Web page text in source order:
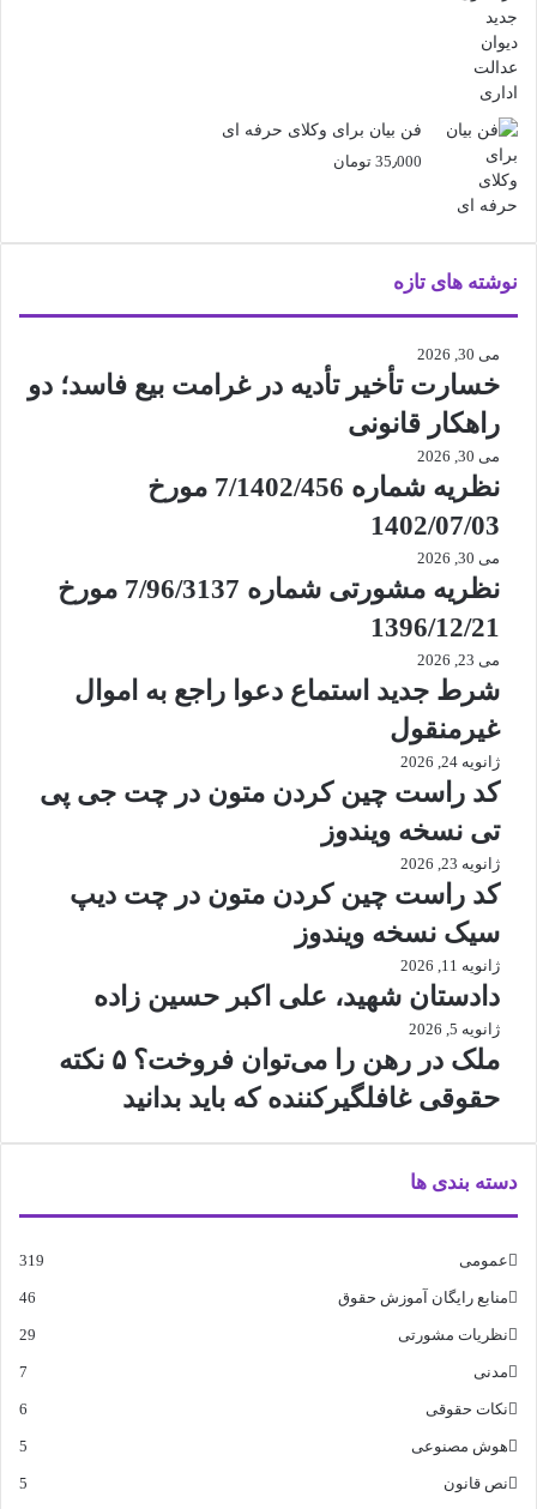
فن بیان برای وکلای حرفه ای
35٫000 تومان
نوشته های تازه
می 30, 2026
خسارت تأخیر تأدیه در غرامت بیع فاسد؛ دو
راهکار قانونی
می 30, 2026
نظریه شماره 7/1402/456 مورخ
1402/07/03
می 30, 2026
نظریه مشورتی شماره 7/96/3137 مورخ
1396/12/21
می 23, 2026
شرط جدید استماع دعوا راجع به اموال
غیرمنقول
ژانویه 24, 2026
کد راست چین کردن متون در چت جی پی
تی نسخه ویندوز
ژانویه 23, 2026
کد راست چین کردن متون در چت دیپ
سیک نسخه ویندوز
ژانویه 11, 2026
دادستان شهید، علی اکبر حسین زاده
ژانویه 5, 2026
ملک در رهن را می‌توان فروخت؟ ۵ نکته
حقوقی غافلگیرکننده که باید بدانید
دسته بندی ها
عمومی 319
منابع رایگان آموزش حقوق 46
نظریات مشورتی 29
مدنی 7
نکات حقوقی 6
هوش مصنوعی 5
نص قانون 5